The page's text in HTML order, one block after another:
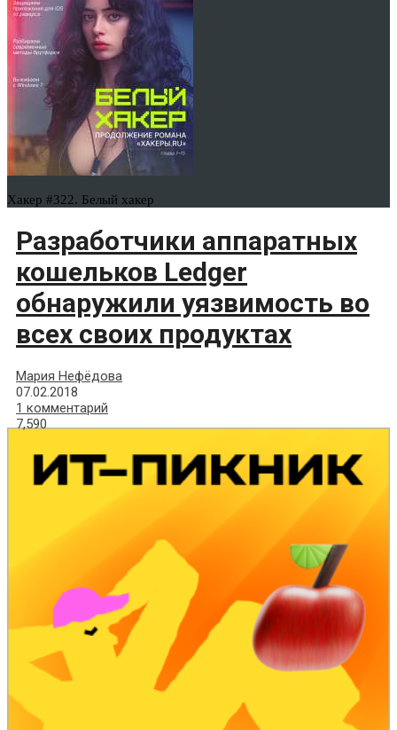
Хакер #322. Белый хакер
Разработчики аппаратных
кошельков Ledger
обнаружили уязвимость во
всех своих продуктах
Мария Нефёдова
07.02.2018
1 комментарий
7,590